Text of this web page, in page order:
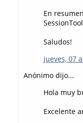
En
Saludos!
jueves, 07
Anónimo dijo...
Hola muy
Excelente